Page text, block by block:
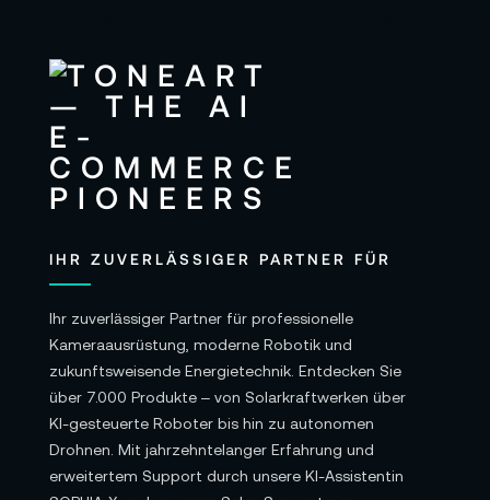
IHR ZUVERLÄSSIGER PARTNER FÜR
Ihr zuverlässiger Partner für professionelle
Kameraausrüstung, moderne Robotik und
zukunftsweisende Energietechnik. Entdecken Sie
über 7.000 Produkte – von Solarkraftwerken über
KI-gesteuerte Roboter bis hin zu autonomen
Drohnen. Mit jahrzehntelanger Erfahrung und
erweitertem Support durch unsere KI-Assistentin